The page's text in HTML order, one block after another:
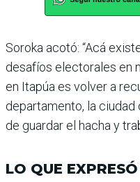
Soroka acotó: “Acá
desafíos electorales en
en Itapúa es volver a
departamento, la ciudad
de guardar el hacha y
LO QUE